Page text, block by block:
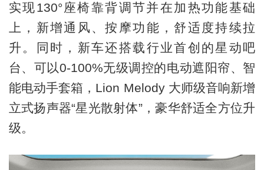
实现130°座椅靠背调节并在加热功能基础
上，新增通风、按摩功能，舒适度持续拉
升。同时，新车还搭载行业首创的星动吧
台、可以0-100%无级调控的电动遮阳帘、智
能电动手套箱，Lion Melody 大师级音响新增
立式扬声器“星光散射体”，豪华舒适全方位升
级。